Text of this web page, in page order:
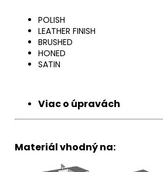
POLISH
LEATHER FINISH
BRUSHED
HONED
SATIN
Viac o úpravách
Materiál vhodný na: